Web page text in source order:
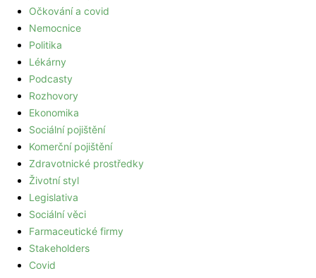
Očkování a covid
Nemocnice
Politika
Lékárny
Podcasty
Rozhovory
Ekonomika
Sociální pojištění
Komerční pojištění
Zdravotnické prostředky
Životní styl
Legislativa
Sociální věci
Farmaceutické firmy
Stakeholders
Covid